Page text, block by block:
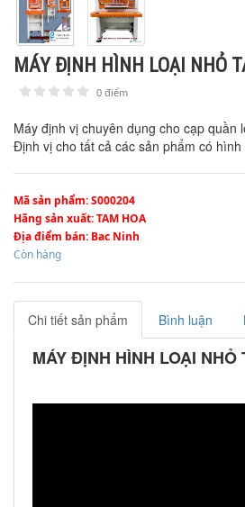
MÁY ĐỊNH HÌNH LOẠI NHỎ
1 2 3 4 5 0 điểm
Máy định vị chuyên dụng cho cạp quần
Định vị cho tất cả các sản phẩm có hình
Mã sản phẩm: S000204
Hãng sản xuất: TAM HOA
Địa điểm bán: Bac Ninh
Còn hàng
Chi tiết sản phẩm Bình luận
MÁY ĐỊNH HÌNH LOẠI NHỎ